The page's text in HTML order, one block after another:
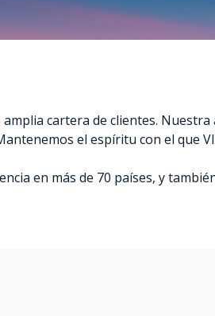
cartera de clientes.
el espíritu con el que
en más de 70 países, y